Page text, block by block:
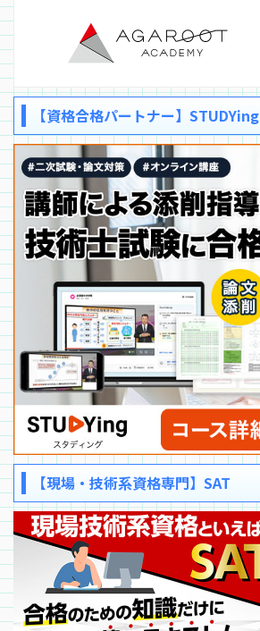
【資格合格パートナー】STUDYing
【現場・技術系資格専門】SAT